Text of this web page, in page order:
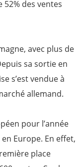
52% des ventes
avec plus de
sa sortie en
s’est vendue à
allemand.
pour l’année
Europe. En effet,
place